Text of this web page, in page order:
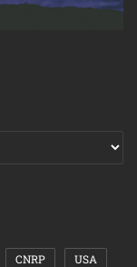
CNRP USA